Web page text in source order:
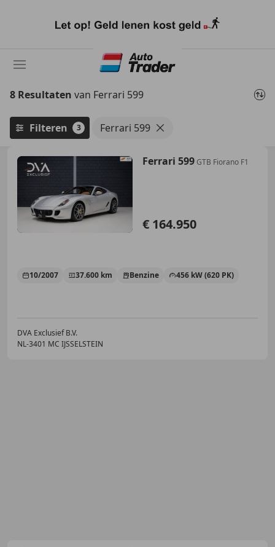
naar
8 Resultaten van Ferrari 599
Filteren 3 Ferrari 599
Ferrari 599GTB Fiorano F1
€ 164.950
10/2007 37.600 km Benzine 456 kW (620 PK)
DVA Exclusief B.V.
NL-3401 MC IJSSELSTEIN